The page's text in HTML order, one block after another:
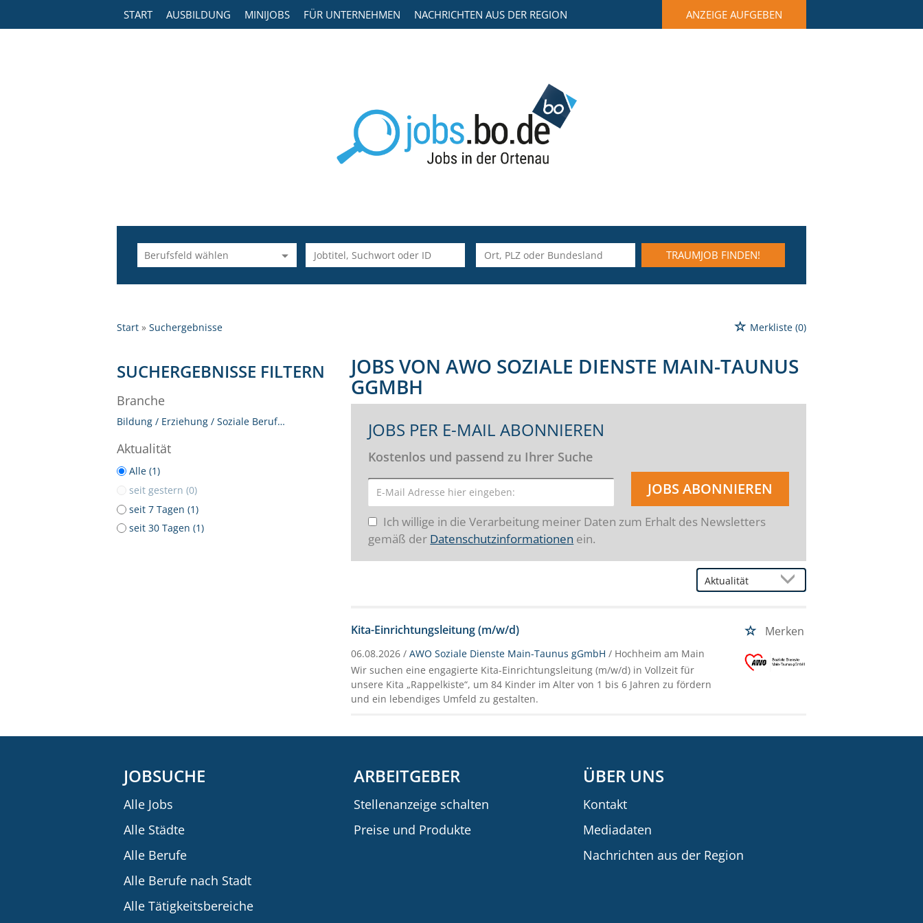
START AUSBILDUNG MINIJOBS FÜR UNTERNEHMEN NACHRICHTEN AUS DER REGION ANZEIGE AUFGEBEN
TRAUMJOB FINDEN!
Start Suchergebnisse Merkliste (0)
SUCHERGEBNISSE FILTERN
Branche
Bildung / Erziehung / Soziale Berufe (1)
Aktualität
Alle (1)
seit gestern (0)
seit 7 Tagen (1)
seit 30 Tagen (1)
JOBS VON AWO SOZIALE DIENSTE MAIN-TAUNUS
GGMBH
JOBS PER E-MAIL ABONNIEREN
Kostenlos und passend zu Ihrer Suche
JOBS ABONNIEREN
Ich willige in die Verarbeitung meiner Daten zum Erhalt des Newsletters
gemäß der Datenschutzinformationen ein.
Kita-Einrichtungsleitung (m/w/d) Merken
06.08.2026 /AWO Soziale Dienste Main-Taunus gGmbH / Hochheim am Main
Wir suchen eine engagierte Kita-Einrichtungsleitung (m/w/d) in Vollzeit für
unsere Kita „Rappelkiste“, um 84 Kinder im Alter von 1 bis 6 Jahren zu fördern
und ein lebendiges Umfeld zu gestalten.
JOBSUCHE
Alle Jobs
Alle Städte
Alle Berufe
Alle Berufe nach Stadt
Alle Tätigkeitsbereiche
ARBEITGEBER
Stellenanzeige schalten
Preise und Produkte
ÜBER UNS
Kontakt
Mediadaten
Nachrichten aus der Region